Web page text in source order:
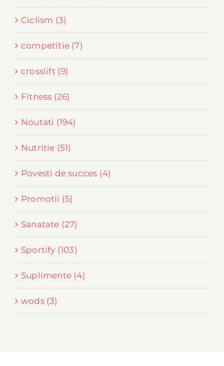
Ciclism (3)
competitie (7)
crosslift (9)
Fitness (26)
Noutati (194)
Nutritie (51)
Povesti de succes (4)
Promotii (5)
Sanatate (27)
Sportify (103)
Suplimente (4)
wods (3)